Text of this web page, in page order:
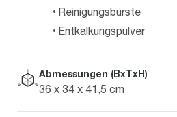
Reinigungsbürste
Entkalkungspulver
Abmessungen (BxTxH)
36 x 34 x 41,5 cm